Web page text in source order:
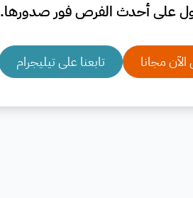
على أحدث الفرص فور صدورها.
مجانا تابعنا على تيليجرام